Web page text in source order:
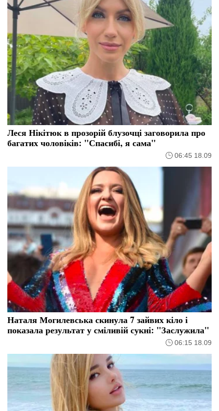
Леся Нікітюк в прозорій блузочці заговорила про
багатих чоловіків: "Спасибі, я сама"
06:45 18.09
Наталя Могилевська скинула 7 зайвих кіло і
показала результат у сміливій сукні: "Заслужила"
06:15 18.09